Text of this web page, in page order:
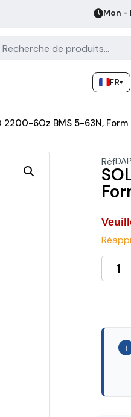
Mon -
FR▾
2200-6Oz BMS 5-63N,
Réf
i